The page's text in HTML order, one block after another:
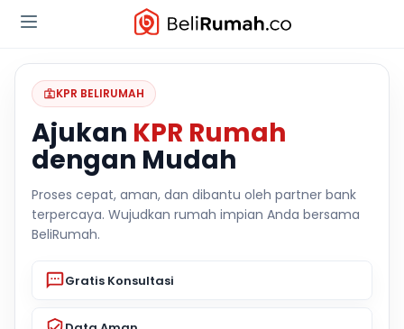
KPR BELIRUMAH
Ajukan KPR Rumah
dengan Mudah
Proses cepat, aman, dan dibantu oleh partner bank
terpercaya. Wujudkan rumah impian Anda bersama
BeliRumah.
Gratis Konsultasi